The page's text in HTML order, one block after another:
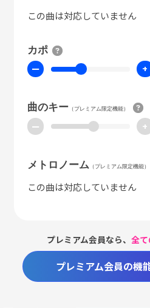
この曲は対応していません
カポ
ー +
曲のキー（プレミアム限定機能）
ー +
メトロノーム （プレミアム限定機能）
この曲は対応していません
プレミアム会員なら、全
プレミアム会員の機